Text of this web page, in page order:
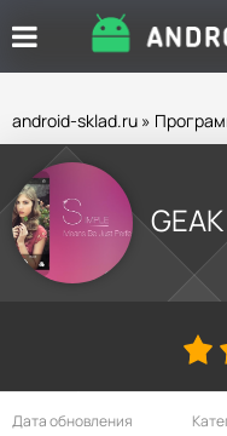
android-sklad.ru »
Дата обновления